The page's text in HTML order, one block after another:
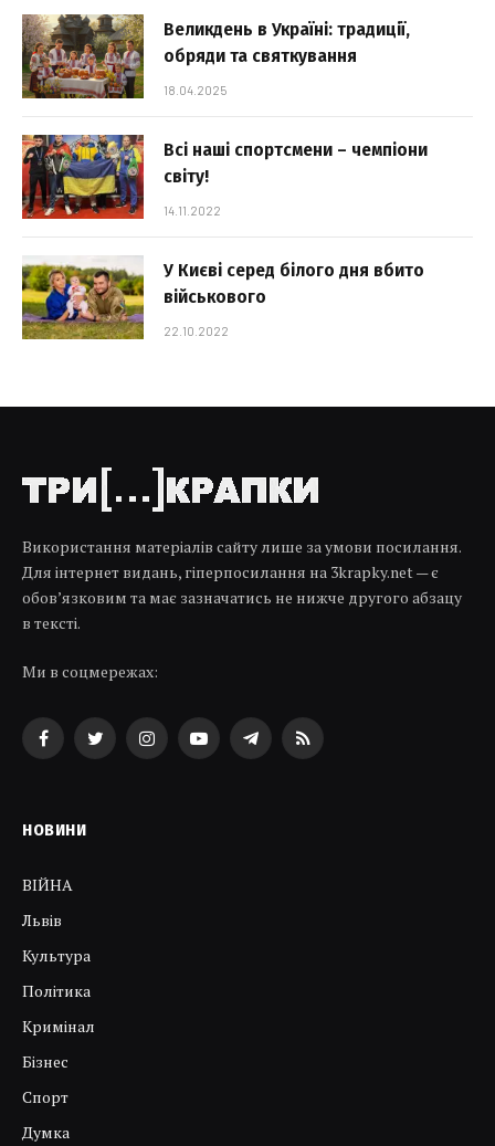
Великдень в Україні: традиції,
обряди та святкування
18.04.2025
Всі наші спортсмени – чемпіони
світу!
14.11.2022
У Києві серед білого дня вбито
військового
22.10.2022
Використання матеріалів сайту лише за умови посилання.
Для інтернет видань, гіперпосилання на 3krapky.net — є
обов’язковим та має зазначатись не нижче другого абзацу
в тексті.
Ми в соцмережах:
FacebookTwitterInstagramYouTubeTelegramRSS
НОВИНИ
ВІЙНА
Львів
Культура
Політика
Кримінал
Бізнес
Спорт
Думка